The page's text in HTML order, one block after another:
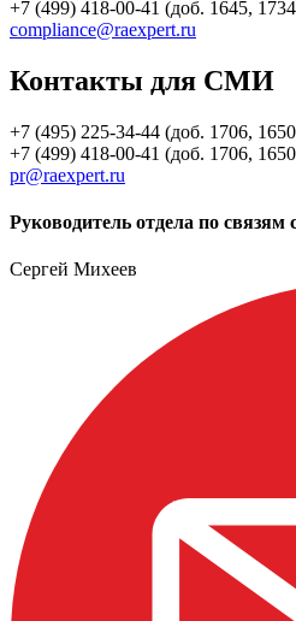
+7 (499) 418-00-41 (доб. 1645,
compliance@raexpert.ru
Контакты для СМИ
+7 (495) 225-34-44 (доб. 1706,
+7 (499) 418-00-41 (доб. 1706,
pr@raexpert.ru
Руководитель отдела по связям
Сергей Михеев